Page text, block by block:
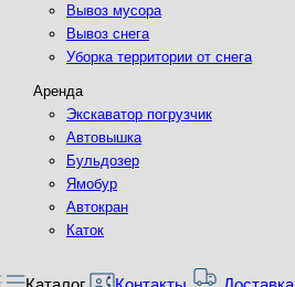
Вывоз мусора
Вывоз снега
Уборка территории от снега
Аренда
Экскаватор погрузчик
Автовышка
Бульдозер
Ямобур
Автокран
Каток